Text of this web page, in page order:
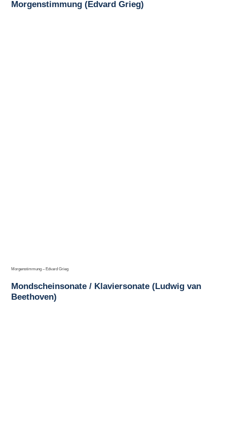
Morgenstimmung (Edvard Grieg)
Morgenstimmung – Edvard Grieg
Mondscheinsonate / Klaviersonate (Ludwig van
Beethoven)